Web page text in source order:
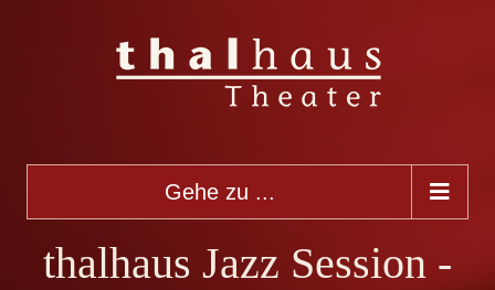
Gehe zu ...
thalhaus Jazz Session -